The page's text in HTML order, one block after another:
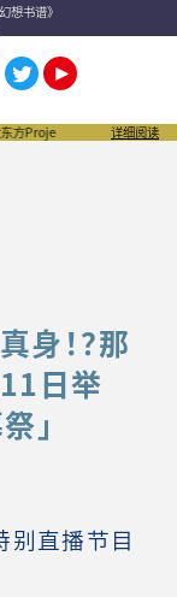
想书谱》
，也希望成为刺激“同人
详细阅读
！？那
日举
」
别直播节目